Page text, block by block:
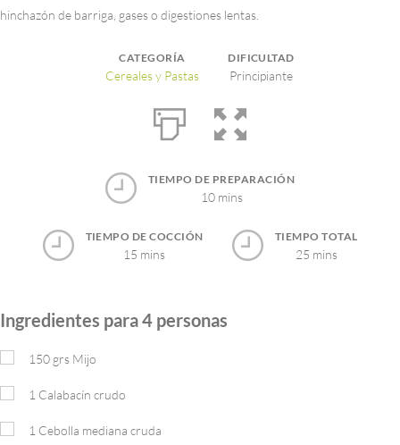
hinchazón de barriga, gases o digestiones lentas.
CATEGORÍA
Cereales y Pastas
DIFICULTAD
Principiante
TIEMPO DE PREPARACIÓN
10 mins
TIEMPO DE COCCIÓN
15 mins
TIEMPO TOTAL
25 mins
Ingredientes para 4 personas
150 grs Mijo
1 Calabacín crudo
1 Cebolla mediana cruda